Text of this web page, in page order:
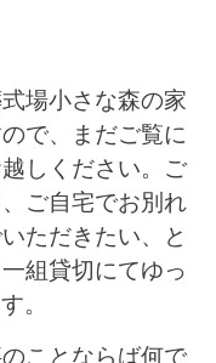
場小さな森の家
で、まだご覧に
しください。ご
ご自宅でお別れ
ただきたい、と
組貸切にてゆっ
。
ことならば何で